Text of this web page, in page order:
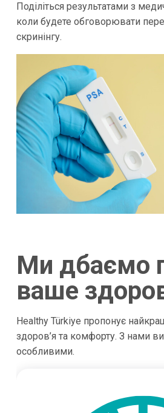
Поділіться результатами з
коли будете обговорювати
скринінгу.
Ми дбаємо
ваше
Healthy Türkiye пропонує
здоров’я та комфорту. З нами
особливими.